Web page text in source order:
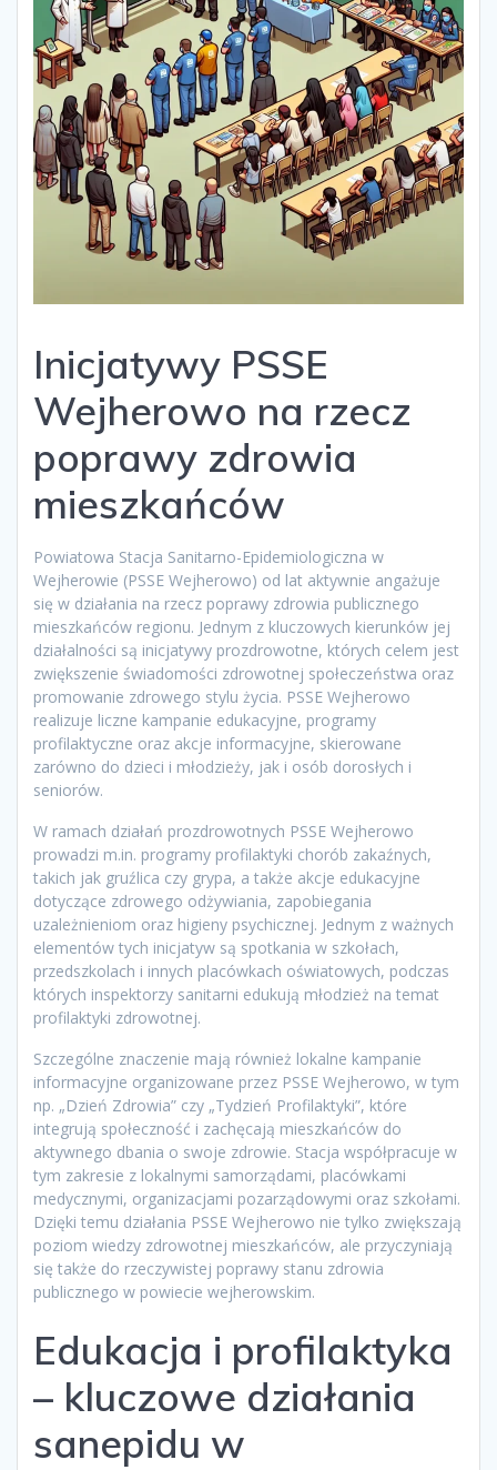
Inicjatywy PSSE
Wejherowo na rzecz
poprawy zdrowia
mieszkańców
Powiatowa Stacja Sanitarno-Epidemiologiczna w
Wejherowie (PSSE Wejherowo) od lat aktywnie angażuje
się w działania na rzecz poprawy zdrowia publicznego
mieszkańców regionu. Jednym z kluczowych kierunków jej
działalności są inicjatywy prozdrowotne, których celem jest
zwiększenie świadomości zdrowotnej społeczeństwa oraz
promowanie zdrowego stylu życia. PSSE Wejherowo
realizuje liczne kampanie edukacyjne, programy
profilaktyczne oraz akcje informacyjne, skierowane
zarówno do dzieci i młodzieży, jak i osób dorosłych i
seniorów.
W ramach działań prozdrowotnych PSSE Wejherowo
prowadzi m.in. programy profilaktyki chorób zakaźnych,
takich jak gruźlica czy grypa, a także akcje edukacyjne
dotyczące zdrowego odżywiania, zapobiegania
uzależnieniom oraz higieny psychicznej. Jednym z ważnych
elementów tych inicjatyw są spotkania w szkołach,
przedszkolach i innych placówkach oświatowych, podczas
których inspektorzy sanitarni edukują młodzież na temat
profilaktyki zdrowotnej.
Szczególne znaczenie mają również lokalne kampanie
informacyjne organizowane przez PSSE Wejherowo, w tym
np. „Dzień Zdrowia” czy „Tydzień Profilaktyki”, które
integrują społeczność i zachęcają mieszkańców do
aktywnego dbania o swoje zdrowie. Stacja współpracuje w
tym zakresie z lokalnymi samorządami, placówkami
medycznymi, organizacjami pozarządowymi oraz szkołami.
Dzięki temu działania PSSE Wejherowo nie tylko zwiększają
poziom wiedzy zdrowotnej mieszkańców, ale przyczyniają
się także do rzeczywistej poprawy stanu zdrowia
publicznego w powiecie wejherowskim.
Edukacja i profilaktyka
– kluczowe działania
sanepidu w